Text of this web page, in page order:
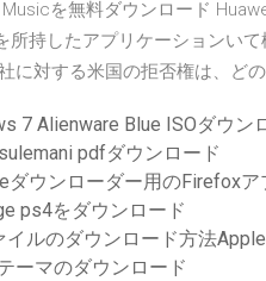
Musicを無料ダウンロード
所持したアプリケーションい
に対する米国の拒否権は、ど
7 Alienware Blue ISOダウン
pdfダウンロード
ダウンローダー用のFirefox
ps4をダウンロード
イルのダウンロード方法
ーマのダウンロード